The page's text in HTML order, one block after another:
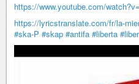
https://www.youtube.com/
https://lyricstranslate.com/fr/la-
#ska-P #skap #antifa #liberta